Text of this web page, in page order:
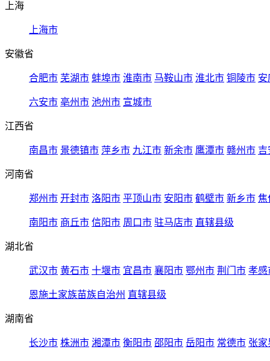
上海
上海市
安徽省
合肥市 芜湖市 蚌埠市 淮南市 马鞍山市 淮北市 铜陵市 安
六安市 亳州市 池州市 宣城市
江西省
南昌市 景德镇市 萍乡市 九江市 新余市 鹰潭市 赣州市 吉
河南省
郑州市 开封市 洛阳市 平顶山市 安阳市 鹤壁市 新乡市 焦
南阳市 商丘市 信阳市 周口市 驻马店市 直辖县级
湖北省
武汉市 黄石市 十堰市 宜昌市 襄阳市 鄂州市 荆门市 孝感
恩施土家族苗族自治州 直辖县级
湖南省
长沙市 株洲市 湘潭市 衡阳市 邵阳市 岳阳市 常德市 张家